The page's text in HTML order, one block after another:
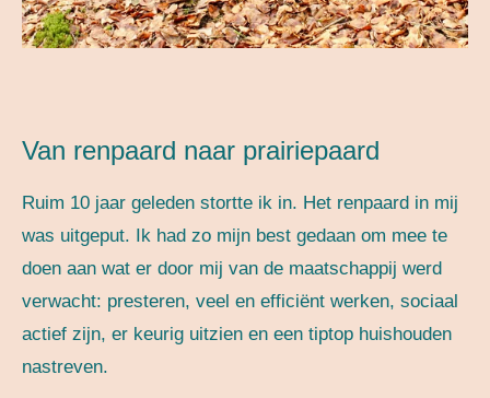
Van renpaard naar prairiepaard
Ruim 10 jaar geleden stortte ik in. Het renpaard in mij
was uitgeput. Ik had zo mijn best gedaan om mee te
doen aan wat er door mij van de maatschappij werd
verwacht: presteren, veel en efficiënt werken, sociaal
actief zijn, er keurig uitzien en een tiptop huishouden
nastreven.